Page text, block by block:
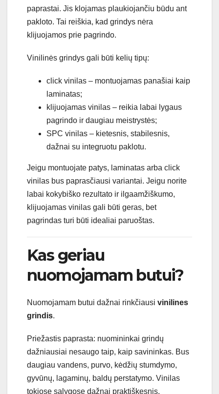
paprastai. Jis klojamas plaukiojančiu būdu ant
pakloto. Tai reiškia, kad grindys nėra
klijuojamos prie pagrindo.
Vinilinės grindys gali būti kelių tipų:
click vinilas – montuojamas panašiai kaip
laminatas;
klijuojamas vinilas – reikia labai lygaus
pagrindo ir daugiau meistrystės;
SPC vinilas – kietesnis, stabilesnis,
dažnai su integruotu paklotu.
Jeigu montuojate patys, laminatas arba click
vinilas bus paprasčiausi variantai. Jeigu norite
labai kokybiško rezultato ir ilgaamžiškumo,
klijuojamas vinilas gali būti geras, bet
pagrindas turi būti idealiai paruoštas.
Kas geriau
nuomojamam butui?
Nuomojamam butui dažnai rinkčiausi vinilines
grindis.
Priežastis paprasta: nuomininkai grindų
dažniausiai nesaugo taip, kaip savininkas. Bus
daugiau vandens, purvo, kėdžių stumdymo,
gyvūnų, lagaminų, baldų perstatymo. Vinilas
tokiose sąlygose dažnai praktiškesnis.